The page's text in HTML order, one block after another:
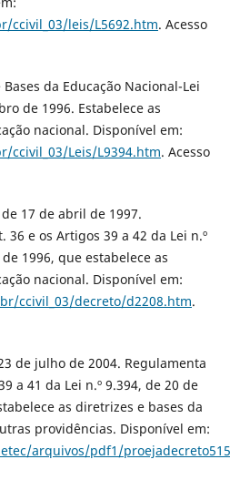
ccivil_03/leis/L5692.htm. Acesso
da Educação Nacional-Lei
de 1996. Estabelece as
nacional. Disponível em:
ccivil_03/Leis/L9394.htm. Acesso
de 17 de abril de 1997.
36 e os Artigos 39 a 42 da Lei n.º
1996, que estabelece as
nacional. Disponível em:
ccivil_03/decreto/d2208.htm.
de julho de 2004. Regulamenta
a 41 da Lei n.º 9.394, de 20 de
as diretrizes e bases da
providências. Disponível em:
arquivos/pdf1/